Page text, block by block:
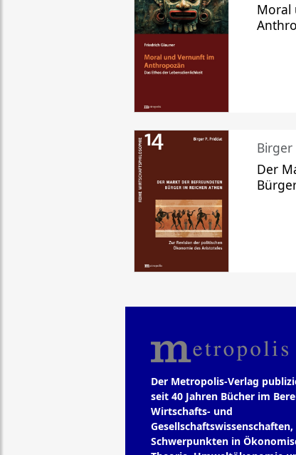
Moral
Birger
Der
Der Metropolis-Verlag
seit 40 Jahren Bücher im
Wirtschafts- und
Schwerpunkten in